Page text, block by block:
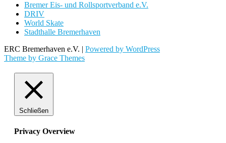
Bremer Eis- und Rollsportverband e.V.
DRIV
World Skate
Stadthalle Bremerhaven
ERC Bremerhaven e.V. | Powered by WordPress
Theme by Grace Themes
Schließen
Privacy Overview